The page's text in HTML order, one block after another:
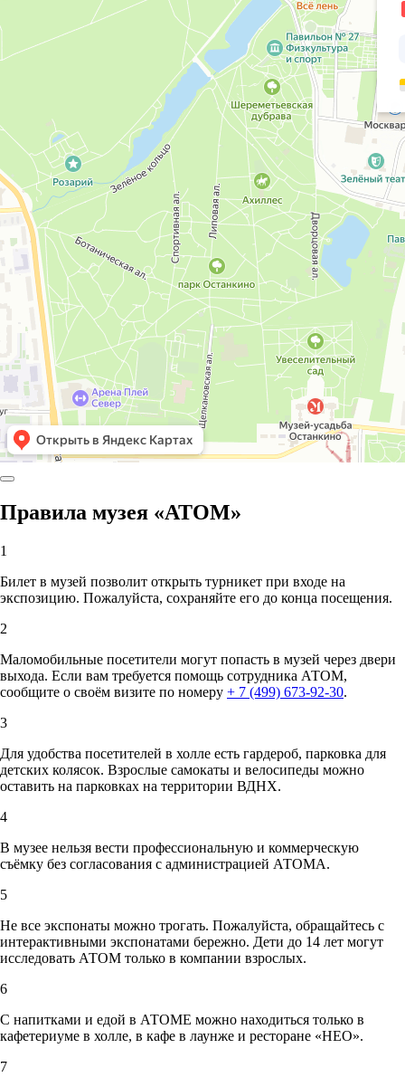
Правила музея «АТОМ»
1
Билет в музей позволит открыть турникет при входе на
экспозицию. Пожалуйста, сохраняйте его до конца посещения.
2
Маломобильные посетители могут попасть в музей через двери
выхода. Если вам требуется помощь сотрудника АТОМ,
сообщите о своём визите по номеру + 7 (499) 673-92-30.
3
Для удобства посетителей в холле есть гардероб, парковка для
детских колясок. Взрослые самокаты и велосипеды можно
оставить на парковках на территории ВДНХ.
4
В музее нельзя вести профессиональную и коммерческую
съёмку без согласования с администрацией АТОМА.
5
Не все экспонаты можно трогать. Пожалуйста, обращайтесь с
интерактивными экспонатами бережно. Дети до 14 лет могут
исследовать АТОМ только в компании взрослых.
6
С напитками и едой в АТОМЕ можно находиться только в
кафетериуме в холле, в кафе в лаунже и ресторане «НЕО».
7